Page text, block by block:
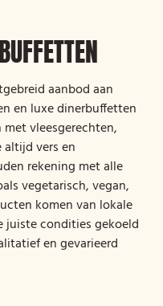
aanbod aan
en luxe dinerbuffetten
vleesgerechten,
altijd vers en
rekening met alle
vegetarisch, vegan,
komen van lokale
juiste condities gekoeld
en gevarieerd